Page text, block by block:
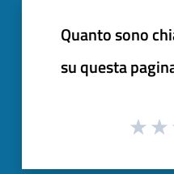
Quanto sono
su questa